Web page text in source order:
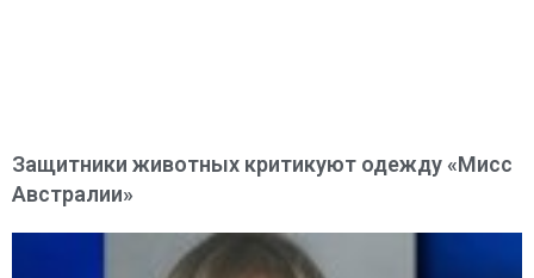
Защитники животных критикуют одежду «Мисс
Австралии»